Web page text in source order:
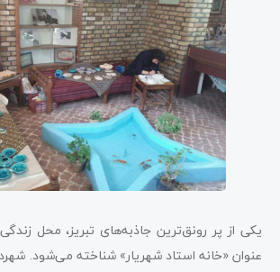
یکی از پر رونق‌ترین جاذبه‌های تبریز، محل
عنوان «خانه استاد شهریار» شناخته می‌شود.